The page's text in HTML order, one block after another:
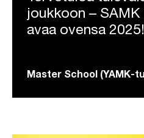
joukkoon –
avaa ovensa 2025!
Master School (YAMK-